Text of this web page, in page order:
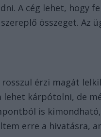
A cég lehet, hogy
összeget. Az
érzi magát
lehet kárpótolni, de
is
erre a hivatásra,